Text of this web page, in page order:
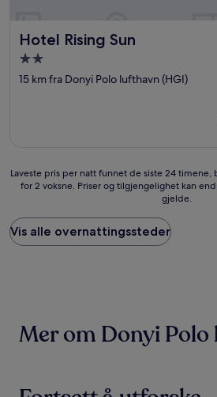
Hotel Rising Sun
Hotel Rising Sun
Overnattingssted
med
15 km fra Donyi Polo lufthavn (HGI)
Laveste
pris
natt
funnet
de
opphold
natt
Laveste pris per natt funnet de siste 24
for 2 voksne. Priser og tilgjengelighet kan
gjelde.
Vis alle overnattingssteder
Mer om Donyi